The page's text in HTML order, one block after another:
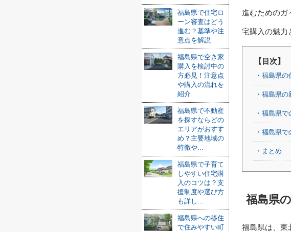
進むためのガ
宅購入の魅力
【目次】
・福島県
・福島県
・福島県
・福島県
・まとめ
福島県
福島県は、東
福島県で住宅ロ
ーン審査はどう
進む？基準や注
意点を解説
福島県で空き家
購入を検討中の
方必見！注意点
や購入の流れを
紹介
福島県で不動産
を探すならどの
エリアがおすす
め？主要地域の
特徴や...
福島県で子育て
しやすい住宅購
入のコツは？支
援制度や選び方
も詳し...
福島県への移住
で住みやすい町